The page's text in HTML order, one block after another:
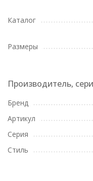
Каталог
Размеры
Производитель,
Бренд
Артикул
Серия
Стиль